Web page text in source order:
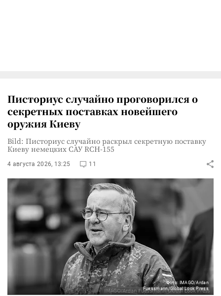
Писториус случайно проговорился о
секретных поставках новейшего
оружия Киеву
Bild: Писториус случайно раскрыл секретную поставку
Киеву немецких САУ RCH-155
4 августа 2026, 13:25 11
Фото: IMAGO/Ardan
Fuessmann/Global Look Press